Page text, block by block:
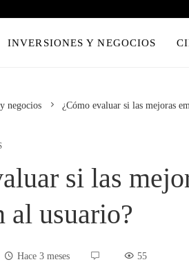
INVERSIONES Y NEGOCIOS
negocios ¿Cómo evaluar si las mejoras
si las
al usuario?
Hace 3 meses 55